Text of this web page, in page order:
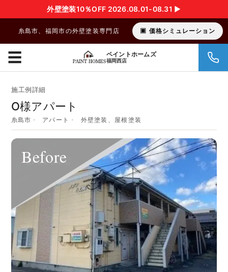
外壁塗装10％OFF 2026.08.01-08.31 ▶︎
糸島市、福岡市の外壁塗装専門店 価格シミュレーション
ペイントホームズ
福岡西店
☰
施工例詳細
O様アパート
糸島市 アパート 外壁塗装、屋根塗装
Before